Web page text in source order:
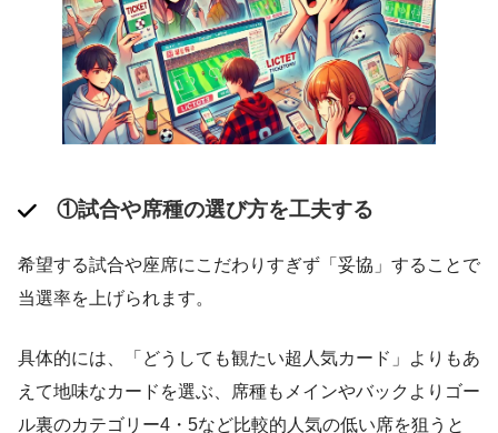
①試合や席種の選び方を工夫する
希望する試合や座席にこだわりすぎず「妥協」することで
当選率を上げられます。
具体的には、「どうしても観たい超人気カード」よりもあ
えて地味なカードを選ぶ、席種もメインやバックよりゴー
ル裏のカテゴリー4・5など比較的人気の低い席を狙うと